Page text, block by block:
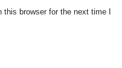
browser for the next time I